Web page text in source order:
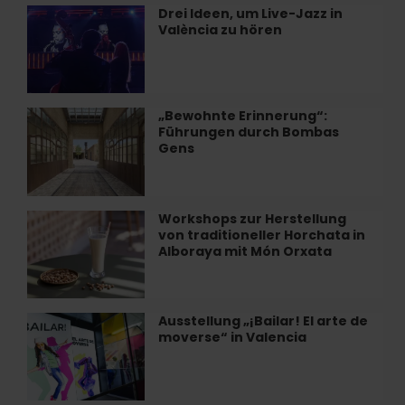
in
Valencia
Drei Ideen, um Live-Jazz in
València zu hören
Drei
Ideen,
um
Live-
Jazz
in
zu
hören
„Bewohnte Erinnerung“:
Führungen durch Bombas
Gens
„Bewohnte
Erinnerung“:
Führungen
durch
Bombas
Gens
Workshops zur Herstellung
von traditioneller Horchata in
Alboraya mit Món Orxata
Workshops
Herstellung
von
traditioneller
Horchata
in
Alboraya
mit
Món
Ausstellung „¡Bailar! El arte de
moverse“ in Valencia
Ausstellung
„¡Bailar!
El
arte